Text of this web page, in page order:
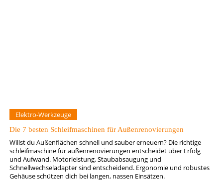
Elektro-Werkzeuge
Die 7 besten Schleifmaschinen für Außenrenovierungen
Willst du Außenflächen schnell und sauber erneuern? Die richtige
schleifmaschine für außenrenovierungen entscheidet über Erfolg
und Aufwand. Motorleistung, Staubabsaugung und
Schnellwechseladapter sind entscheidend. Ergonomie und robustes
Gehäuse schützen dich bei langen, nassen Einsätzen.